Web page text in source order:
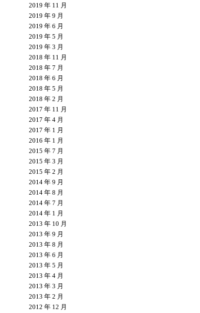
2019 年 11 月
2019 年 9 月
2019 年 6 月
2019 年 5 月
2019 年 3 月
2018 年 11 月
2018 年 7 月
2018 年 6 月
2018 年 5 月
2018 年 2 月
2017 年 11 月
2017 年 4 月
2017 年 1 月
2016 年 1 月
2015 年 7 月
2015 年 3 月
2015 年 2 月
2014 年 9 月
2014 年 8 月
2014 年 7 月
2014 年 1 月
2013 年 10 月
2013 年 9 月
2013 年 8 月
2013 年 6 月
2013 年 5 月
2013 年 4 月
2013 年 3 月
2013 年 2 月
2012 年 12 月